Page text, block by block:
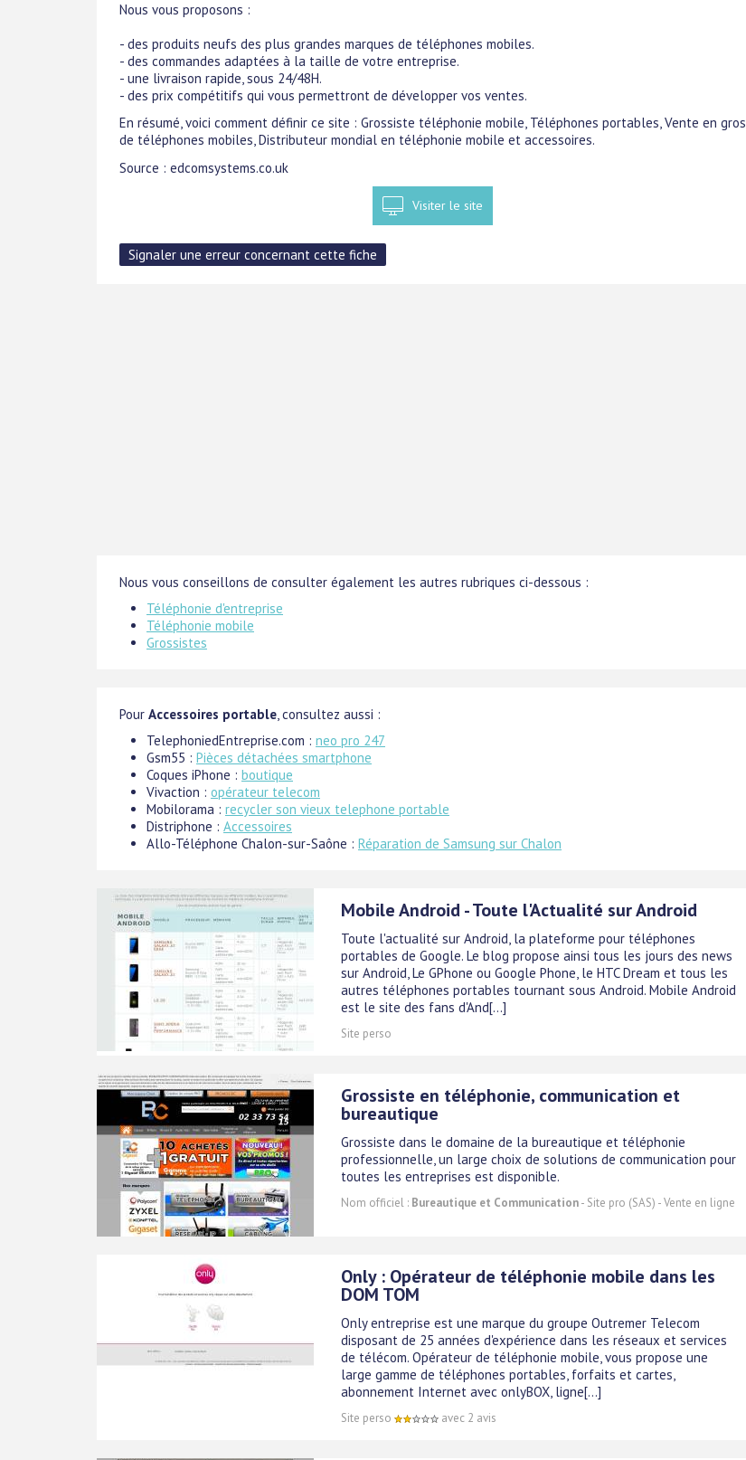
Nous vous proposons :
- des produits neufs des plus grandes marques de téléphones mobiles.
- des commandes adaptées à la taille de votre entreprise.
- une livraison rapide, sous 24/48H.
- des prix compétitifs qui vous permettront de développer vos ventes.
En résumé, voici comment définir ce site : Grossiste téléphonie mobile, Téléphones portables, Vente en gros
de téléphones mobiles, Distributeur mondial en téléphonie mobile et accessoires.
Source : edcomsystems.co.uk
Visiter le site
Nous vous conseillons de consulter également les autres rubriques ci-dessous :
Téléphonie d'entreprise
Téléphonie mobile
Grossistes
Pour Accessoires portable , consultez aussi :
TelephoniedEntreprise.com : neo pro 247
Gsm55 : Pièces détachées smartphone
Coques iPhone : boutique
Vivaction : opérateur telecom
Mobilorama : recycler son vieux telephone portable
Distriphone : Accessoires
Allo-Téléphone Chalon-sur-Saône : Réparation de Samsung sur Chalon
Mobile Android - Toute l'Actualité sur Android
Toute l'actualité sur Android, la plateforme pour téléphones
portables de Google. Le blog propose ainsi tous les jours des news
sur Android, Le GPhone ou Google Phone, le HTC Dream et tous les
autres téléphones portables tournant sous Android. Mobile Android
est le site des fans d'And[...]
Site perso
Grossiste en téléphonie, communication et
bureautique
Grossiste dans le domaine de la bureautique et téléphonie
professionnelle, un large choix de solutions de communication pour
toutes les entreprises est disponible.
Nom officiel : Bureautique et Communication- Site pro (SAS) - Vente en ligne
Only : Opérateur de téléphonie mobile dans les
DOM TOM
Only entreprise est une marque du groupe Outremer Telecom
disposant de 25 années d'expérience dans les réseaux et services
de télécom. Opérateur de téléphonie mobile, vous propose une
large gamme de téléphones portables, forfaits et cartes,
abonnement Internet avec onlyBOX, ligne[...]
Site perso avec 2 avis